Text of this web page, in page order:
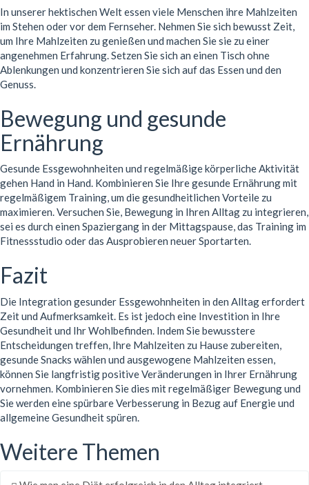
In unserer hektischen Welt essen viele Menschen ihre Mahlzeiten
im Stehen oder vor dem Fernseher. Nehmen Sie sich bewusst Zeit,
um Ihre Mahlzeiten zu genießen und machen Sie sie zu einer
angenehmen Erfahrung. Setzen Sie sich an einen Tisch ohne
Ablenkungen und konzentrieren Sie sich auf das Essen und den
Genuss.
Bewegung und gesunde
Ernährung
Gesunde Essgewohnheiten und regelmäßige körperliche Aktivität
gehen Hand in Hand. Kombinieren Sie Ihre gesunde Ernährung mit
regelmäßigem Training, um die gesundheitlichen Vorteile zu
maximieren. Versuchen Sie, Bewegung in Ihren Alltag zu integrieren,
sei es durch einen Spaziergang in der Mittagspause, das Training im
Fitnessstudio oder das Ausprobieren neuer Sportarten.
Fazit
Die Integration gesunder Essgewohnheiten in den Alltag erfordert
Zeit und Aufmerksamkeit. Es ist jedoch eine Investition in Ihre
Gesundheit und Ihr Wohlbefinden. Indem Sie bewusstere
Entscheidungen treffen, Ihre Mahlzeiten zu Hause zubereiten,
gesunde Snacks wählen und ausgewogene Mahlzeiten essen,
können Sie langfristig positive Veränderungen in Ihrer Ernährung
vornehmen. Kombinieren Sie dies mit regelmäßiger Bewegung und
Sie werden eine spürbare Verbesserung in Bezug auf Energie und
allgemeine Gesundheit spüren.
Weitere Themen